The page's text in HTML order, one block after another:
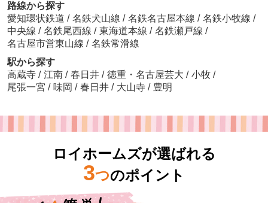
路線から探す
愛知環状鉄道 / 名鉄犬山線 / 名鉄名古屋本線 / 名鉄小牧線 /
中央線 / 名鉄尾西線 / 東海道本線 / 名鉄瀬戸線 /
名古屋市営東山線 / 名鉄常滑線
駅から探す
高蔵寺 / 江南 / 春日井 / 徳重・名古屋芸大 / 小牧 /
尾張一宮 / 味岡 / 春日井 / 大山寺 / 豊明
ロイホームズが選ばれる
3つのポイント